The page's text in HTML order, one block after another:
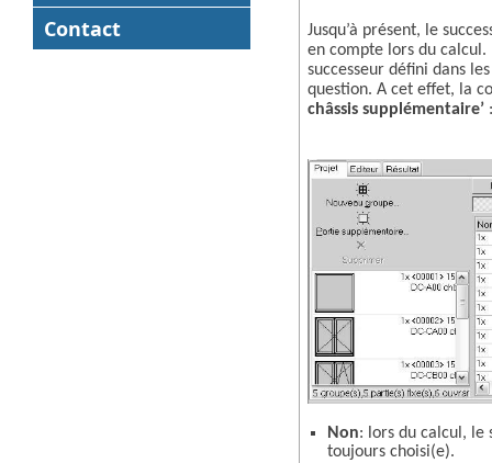
Contact
Jusqu’à présent, le
en compte lors du
successeur défini dans
question. A cet effet, la
châssis supplémentaire’ :
Non: lors du calcul, le
toujours choisi(e).